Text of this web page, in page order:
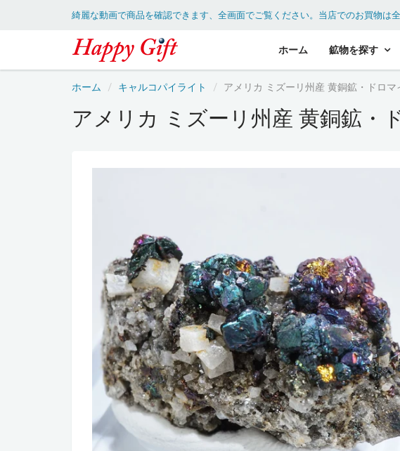
綺麗な動画で商品を確認できます、全画面でご覧ください。 当店でのお買物は
ホーム 鉱物を探す
ホーム キャルコパイライト アメリカ ミズーリ州産 黄銅鉱・ドロマ
アメリカ ミズーリ州産 黄銅鉱・